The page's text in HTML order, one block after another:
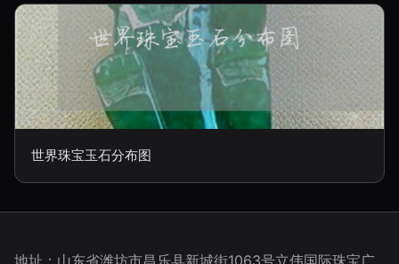
世界珠宝玉石分布图
地址：山东省潍坊市昌乐县新城街1063号立伟国际珠宝广